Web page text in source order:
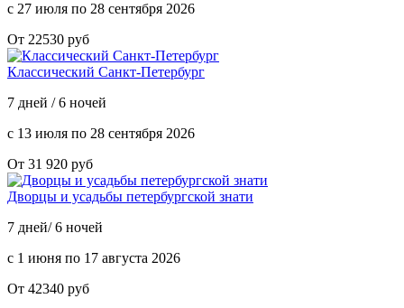
с 27 июля по 28 сентября 2026
От 22530 руб
Классический Санкт-Петербург
7 дней / 6 ночей
с 13 июля по 28 сентября 2026
От 31 920 руб
Дворцы и усадьбы петербургской знати
7 дней/ 6 ночей
с 1 июня по 17 августа 2026
От 42340 руб